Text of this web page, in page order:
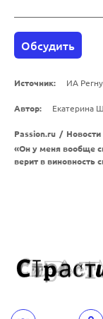
Обсудить
Источник: ИА
Автор: Екатерина
Passion.ru / Новости
«Он у меня вообще
верит в виновность